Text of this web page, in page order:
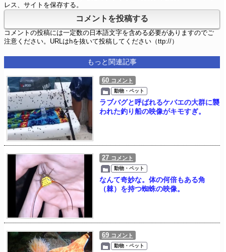
レス、サイトを保存する。
コメントの投稿には一定数の日本語文字を含める必要がありますのでご
注意ください。URLはhを抜いて投稿してください（ttp://）
もっと関連記事
60 コメント
動物・ペット
ラブバグと呼ばれるケバエの大群に襲
われた釣り船の映像がキモすぎ。
27 コメント
動物・ペット
なんて奇妙な。体の何倍もある角
（棘）を持つ蜘蛛の映像。
69 コメント
動物・ペット